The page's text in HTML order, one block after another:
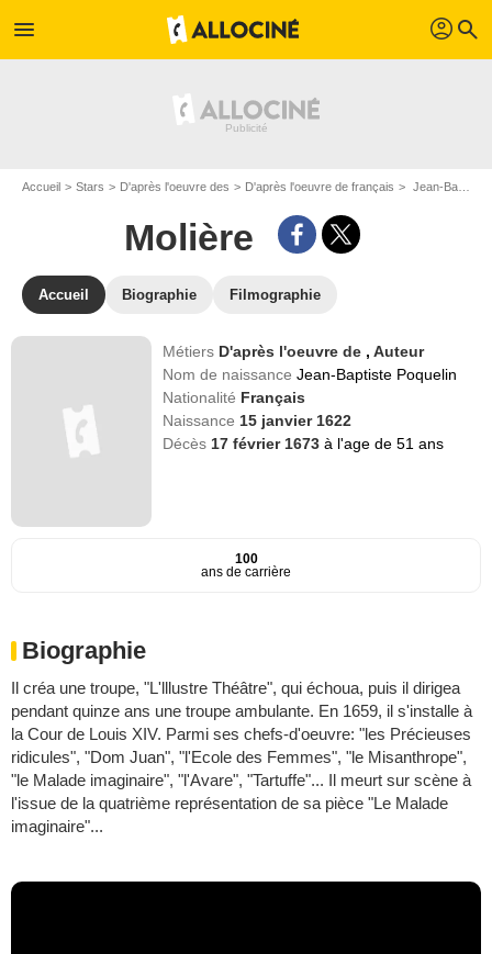
menu profil search
Accueil Stars D'après l'oeuvre des D'après l'oeuvre de français Jean-Baptiste Poquelin dit Molière
Molière
Accueil Biographie Filmographie
Métiers D'après l'oeuvre de ,Auteur
Nom de naissanceJean-Baptiste Poquelin
Nationalité Français
Naissance 15 janvier 1622
Décès 17 février 1673à l'age de 51 ans
100
ans de carrière
Biographie
Il créa une troupe, "L'lllustre Théâtre", qui échoua, puis il dirigea
pendant quinze ans une troupe ambulante. En 1659, il s'installe à
la Cour de Louis XIV. Parmi ses chefs-d'oeuvre: "les Précieuses
ridicules", "Dom Juan", "l'Ecole des Femmes", "le Misanthrope",
"le Malade imaginaire", "l'Avare", "Tartuffe"... Il meurt sur scène à
l'issue de la quatrième représentation de sa pièce "Le Malade
imaginaire"...